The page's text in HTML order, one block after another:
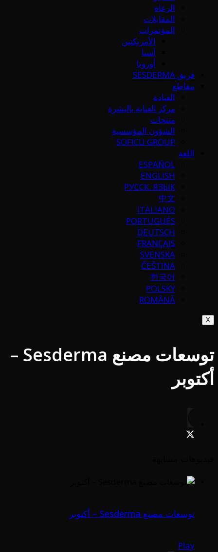
الرعاة
المقابلات
المؤتمرات
الأمريكتين
آسيا
أوروبا
فريق SESDERMA
مقاطع
العيادة
مركز العناية بالبشرة
منتجات
الشؤون المؤسسية
SOFICU GROUP
اللغة
ESPAÑOL
ENGLISH
РУССК. ЯЗЫК
中文
ITALIANO
PORTUGUÉS
DEUTSCH
FRANÇAIS
SVENSKA
ČEŠTINA
한국어
POLSKY
ROMÂNĂ
X
توسعات مصنع Sesderma –
أكتوبر
توسعات مصنع Sesderma – أكتوبر
Play